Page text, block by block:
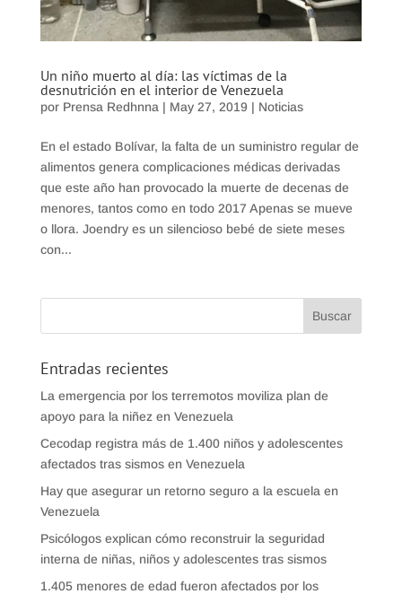
Un niño muerto al día: las víctimas de la
desnutrición en el interior de Venezuela
por Prensa Redhnna | May 27, 2019 | Noticias
En el estado Bolívar, la falta de un suministro regular de
alimentos genera complicaciones médicas derivadas
que este año han provocado la muerte de decenas de
menores, tantos como en todo 2017 Apenas se mueve
o llora. Joendry es un silencioso bebé de siete meses
con...
Entradas recientes
La emergencia por los terremotos moviliza plan de
apoyo para la niñez en Venezuela
Cecodap registra más de 1.400 niños y adolescentes
afectados tras sismos en Venezuela
Hay que asegurar un retorno seguro a la escuela en
Venezuela
Psicólogos explican cómo reconstruir la seguridad
interna de niñas, niños y adolescentes tras sismos
1.405 menores de edad fueron afectados por los